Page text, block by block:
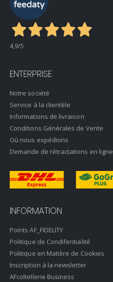
4,9/5
ENTERPRISE
Notre société
Service à la clientèle
Informations de livraison
Conditions Générales de Vente
Où nous expédions
Demande de rétractations en ligne
INFORMATION
Points AF_FIDELITY
Politique de Condifentialité
Politique en Matière de Cookies
Inscription à la newsletter
AFcoltellerie Business